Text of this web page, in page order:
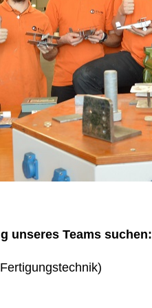
unseres Teams suchen: